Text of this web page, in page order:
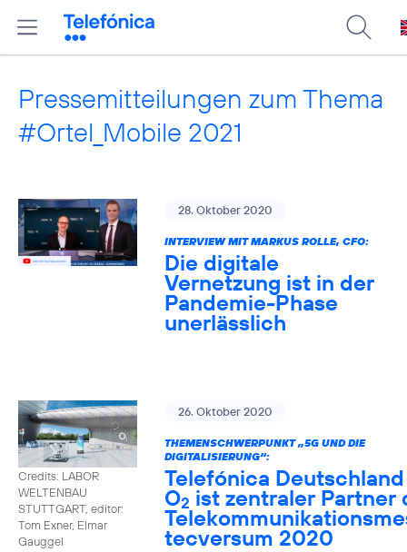
Pressemitteilungen zum Thema
#Ortel_Mobile 2021
28. Oktober 2020
INTERVIEW MIT MARKUS ROLLE, CFO:
Die digitale
Vernetzung ist in der
Pandemie-Phase
unerlässlich
Credits: LABOR
WELTENBAU
STUTTGART, editor:
Tom Exner, Elmar
Gauggel
26. Oktober 2020
THEMENSCHWERPUNKT „5G UND DIE
DIGITALISIERUNG“:
Telefónica
O2 ist zentraler Partner
tecversum 2020